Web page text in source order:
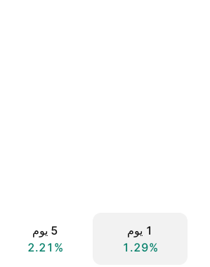
‎‎1‎ يوم
1.29%
‎‎5‎ يوم
2.21%